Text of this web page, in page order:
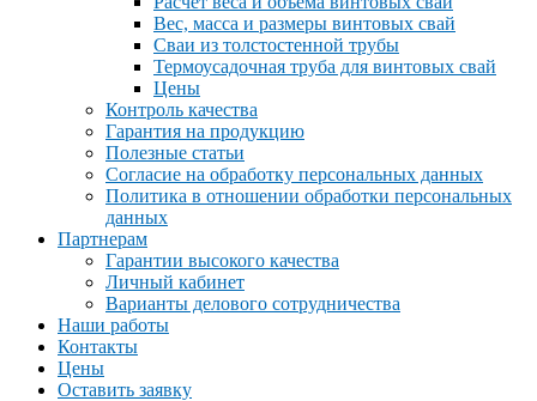
Вес, масса и размеры винтовых свай
Сваи из толстостенной трубы
Термоусадочная труба для винтовых свай
Цены
Контроль качества
Гарантия на продукцию
Полезные статьи
Согласие на обработку персональных данных
Политика в отношении обработки персональных
данных
Партнерам
Гарантии высокого качества
Личный кабинет
Варианты делового сотрудничества
Наши работы
Контакты
Цены
Оставить заявку